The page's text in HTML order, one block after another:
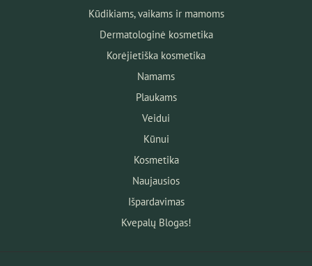
Kūdikiams, vaikams ir mamoms
Dermatologinė kosmetika
Korėjietiška kosmetika
Namams
Plaukams
Veidui
Kūnui
Kosmetika
Naujausios
Išpardavimas
Kvepalų Blogas!